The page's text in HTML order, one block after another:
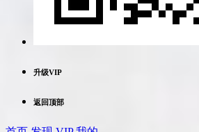
升级VIP
返回顶部